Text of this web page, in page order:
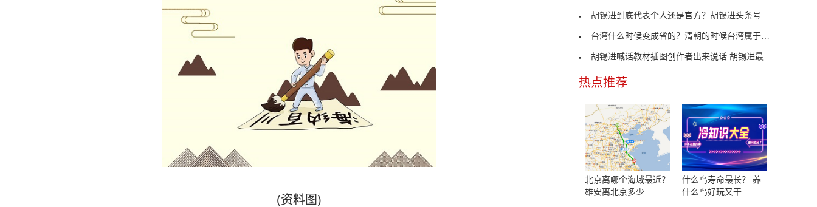
(资料图)
胡锡进到底代表个人还是官方？胡锡进头条号掉了多少
台湾什么时候变成省的？清朝的时候台湾属于哪个省？
胡锡进喊话教材插图创作者出来说话 胡锡进最新声明
热点推荐
北京离哪个海域最近？
雄安离北京多少
什么鸟寿命最长？ 养
什么鸟好玩又干